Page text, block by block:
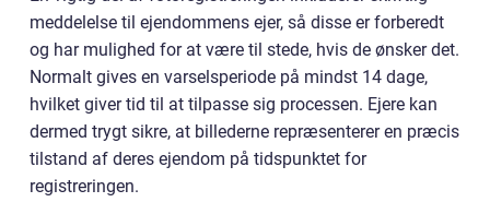
meddelelse til ejendommens ejer, så disse er forberedt
og har mulighed for at være til stede, hvis de ønsker det.
Normalt gives en varselsperiode på mindst 14 dage,
hvilket giver tid til at tilpasse sig processen. Ejere kan
dermed trygt sikre, at billederne repræsenterer en præcis
tilstand af deres ejendom på tidspunktet for
registreringen.